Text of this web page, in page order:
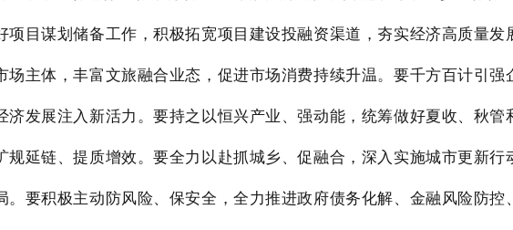
项目谋划储备工作，积极拓宽项目建设投融资渠道，夯实经济高质量发
主体，丰富文旅融合业态，促进市场消费持续升温。 要千方百计引强
济发展注入新活力。要持之以恒兴产业、强动能 ，统筹做好夏收、秋
规延链、提质增效。要全力以赴抓城乡、促融合 ，深入实施城市更新
要积极主动防风险、保安全 ，全力推进政府债务化解、金融风险防